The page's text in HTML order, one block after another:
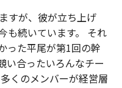
すが、彼が立ち上げ
も続いています。 それ
った平尾が第1回の幹
い合ったいろんなチー
くのメンバーが経営層